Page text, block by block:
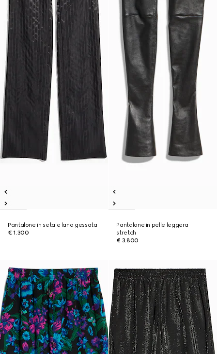
Pantalone in seta e lana gessata
€ 1.300
Pantalone in pelle leggera
stretch
€ 3.800
Novità Novità